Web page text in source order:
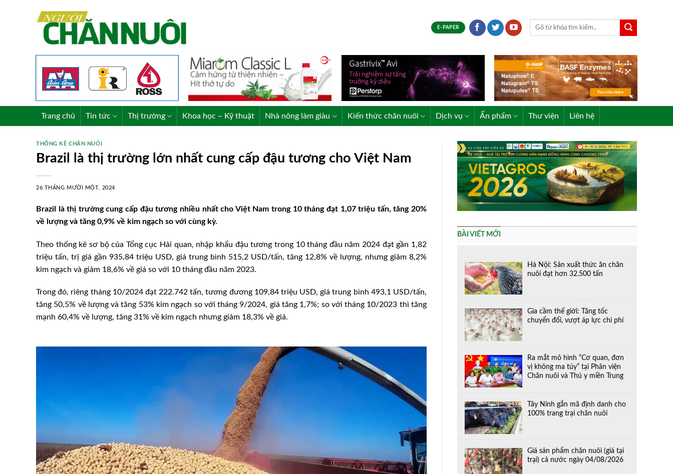
E-PAPER
Trang chủ Tin tức Thị trường Khoa học – Kỹ thuật Nhà nông làm giàu Kiến thức chăn nuôi Dịch vụ Ấn phẩm Thư viện Liên hệ
THỐNG KÊ CHĂN NUÔI
Brazil là thị trường lớn nhất cung cấp đậu tương cho Việt Nam
26 THÁNG MƯỜI MỘT, 2024
Brazil là thị trường cung cấp đậu tương nhiều nhất cho Việt Nam trong 10 tháng đạt 1,07 triệu tấn, tăng 20%
về lượng và tăng 0,9% về kim ngạch so với cùng kỳ.
Theo thống kê sơ bộ của Tổng cục Hải quan, nhập khẩu đậu tương trong 10 tháng đầu năm 2024 đạt gần 1,82
triệu tấn, trị giá gần 935,84 triệu USD, giá trung bình 515,2 USD/tấn, tăng 12,8% về lượng, nhưng giảm 8,2%
kim ngạch và giảm 18,6% về giá so với 10 tháng đầu năm 2023.
Trong đó, riêng tháng 10/2024 đạt 222.742 tấn, tương đương 109,84 triệu USD, giá trung bình 493,1 USD/tấn,
tăng 50,5% về lượng và tăng 53% kim ngạch so với tháng 9/2024, giá tăng 1,7%; so với tháng 10/2023 thì tăng
mạnh 60,4% về lượng, tăng 31% về kim ngạch nhưng giảm 18,3% về giá.
BÀI VIẾT MỚI
Hà Nội: Sản xuất thức ăn chăn
nuôi đạt hơn 32.500 tấn
Gia cầm thế giới: Tăng tốc
chuyển đổi, vượt áp lực chi phí
Ra mắt mô hình “Cơ quan, đơn
vị không ma túy” tại Phân viện
Chăn nuôi và Thú y miền Trung
Tây Ninh gắn mã định danh cho
100% trang trại chăn nuôi
Giá sản phẩm chăn nuôi (giá tại
trại) cả nước ngày 04/08/2026